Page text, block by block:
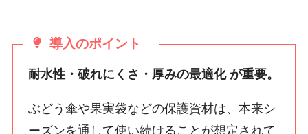
導入のポイント
耐水性・破れにくさ・厚みの最適化が重要。
ぶどう傘や果実袋などの保護資材は、本来シ
ーズンを通して使い続けることが想定されて